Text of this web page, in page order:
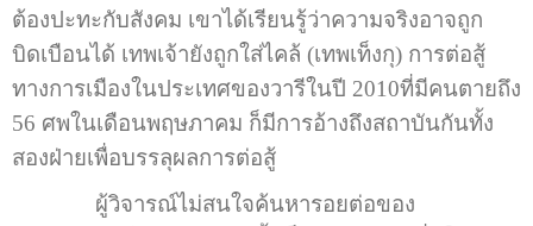
ต้องปะทะกับสังคม เขาได้เรียนรู้ว่าความจริงอาจถูก
บิดเบือนได้ เทพเจ้ายังถูกใส่ไคล้ (เทพเท็งกุ) การต่อสู้
ทางการเมืองในประเทศของวารีในปี 2010ที่มีคนตายถึง
56 ศพในเดือนพฤษภาคม ก็มีการอ้างถึงสถาบันกันทั้ง
สองฝ่ายเพื่อบรรลุผลการต่อสู้
ผู้วิจารณ์ไม่สนใจค้นหารอยต่อของ